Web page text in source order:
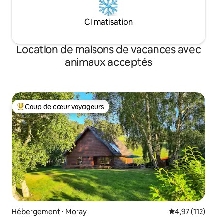
Climatisation
Location de maisons de vacances avec
animaux acceptés
Coups de cœur voyageurs les plus appréciés
Coup de cœur voyageurs
Hébergement ⋅ Moray Évaluation
4,97 (112)